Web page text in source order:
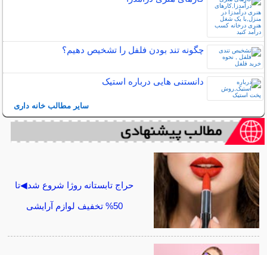
چگونه تند بودن فلفل را تشخیص دهیم؟
دانستنی هایی درباره استیک
سایر مطالب خانه داری
حراج تابستانه روژا شروع شد◀تا
50% تخفیف لوازم آرایشی